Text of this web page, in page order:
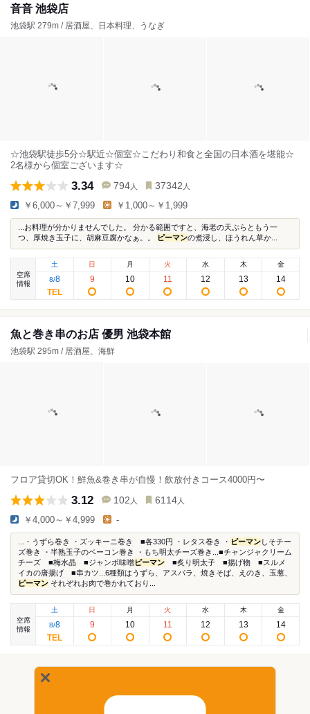
音音 池袋店
池袋駅 279m / 居酒屋、日本料理、うなぎ
☆池袋駅徒歩5分☆駅近☆個室☆こだわり和食と全国の日本酒を堪能☆
2名様から個室ございます☆
3.34 794 人 37342 人
￥6,000～￥7,999 ￥1,000～￥1,999
...お料理が分かりませんでした。 分かる範囲ですと、海老の天ぷらともう一
つ、厚焼き玉子に、胡麻豆腐かなぁ。。
ピーマンの煮浸し、ほうれん草か...
空席
情報
土
8/8
日
9
月
10
火
11
水
12
木
13
金
14
魚と巻き串のお店 優男 池袋本館
池袋駅 295m / 居酒屋、海鮮
フロア貸切OK！鮮魚&巻き串が自慢！飲放付きコース4000円〜
3.12 102 人 6114 人
￥4,000～￥4,999 -
...・うずら巻き ・ズッキーニ巻き ■各330円 ・レタス巻き ・ ピーマンしそチー
ズ巻き ・半熟玉子のベーコン巻き ・もち明太チーズ巻き...■チャンジャクリーム
チーズ ■梅水晶 ■ジャンボ味噌ピーマン ■炙り明太子 ■揚げ物 ■スルメ
イカの唐揚げ ■串カツ...6種類はうずら、アスパラ、焼きそば、えのき、玉葱、
ピーマン それぞれお肉で巻かれており...
空席
情報
土
8/8
日
9
月
10
火
11
水
12
木
13
金
14